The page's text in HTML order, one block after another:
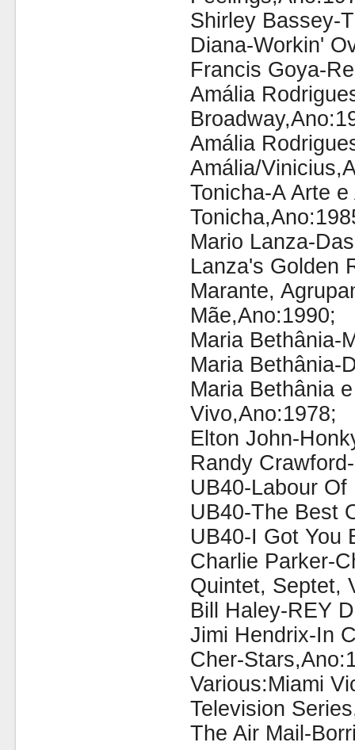
Shirley Bassey-
Diana-Workin'
Francis Goya-
Amália
Amália
Amália/
Tonicha-A Arte
Mario Lanza-
Lanza's Golden
Marante,
Mãe,Ano:1990;
Maria Bethânia-
Maria Bethânia-
Maria Bethânia
Vivo,Ano:1978;
Elton John-
Randy
UB40-Labour
UB40-The Best
UB40-I Got You
Charlie Parker-
Quintet, Septet,
Bill Haley-REY
Jimi Hendrix-In
Cher-
Various:Miami
Television
The Air Mail-